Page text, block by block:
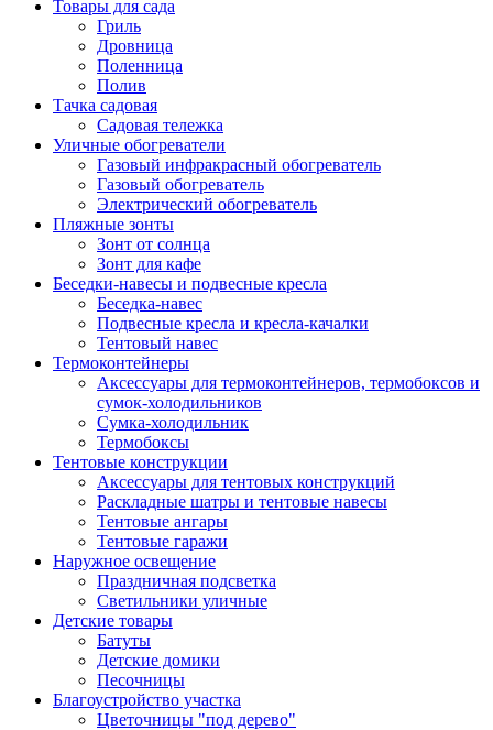
Товары для сада
Гриль
Дровница
Поленница
Полив
Тачка садовая
Садовая тележка
Уличные обогреватели
Газовый инфракрасный обогреватель
Газовый обогреватель
Электрический обогреватель
Пляжные зонты
Зонт от солнца
Зонт для кафе
Беседки-навесы и подвесные кресла
Беседка-навес
Подвесные кресла и кресла-качалки
Тентовый навес
Термоконтейнеры
Аксессуары для термоконтейнеров, термобоксов и
сумок-холодильников
Сумка-холодильник
Термобоксы
Тентовые конструкции
Аксессуары для тентовых конструкций
Раскладные шатры и тентовые навесы
Тентовые ангары
Тентовые гаражи
Наружное освещение
Праздничная подсветка
Светильники уличные
Детские товары
Батуты
Детские домики
Песочницы
Благоустройство участка
Цветочницы "под дерево"